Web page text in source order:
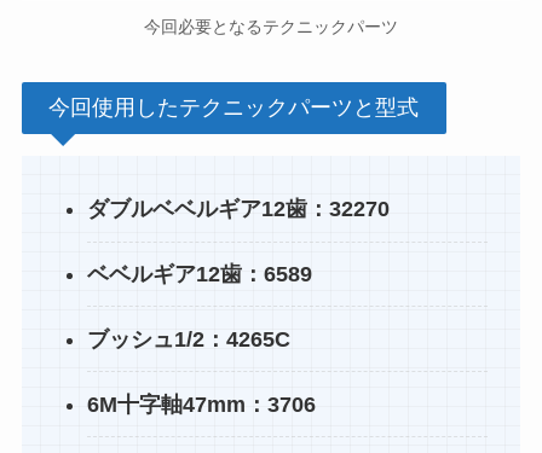
今回必要となるテクニックパーツ
今回使用したテクニックパーツと型式
ダブルベベルギア12歯：32270
ベベルギア12歯：6589
ブッシュ1/2：4265C
6M十字軸47mm：3706